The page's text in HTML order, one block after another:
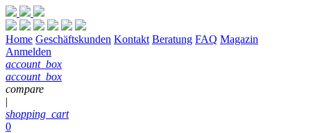
Home Geschäftskunden Kontakt Beratung FAQ Magazin
Anmelden
account_box
account_box
compare
|
shopping_cart
0